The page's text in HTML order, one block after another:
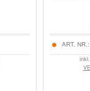
ART. NR.: